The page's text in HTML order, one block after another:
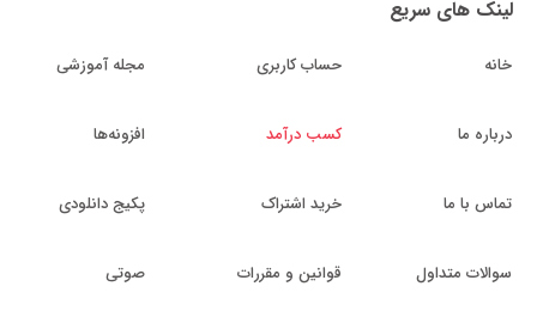
لینک های سریع
خانه
درباره ما
تماس با ما
سوالات متداول
حساب کاربری
کسب درآمد
خرید اشتراک
قوانین و مقررات
مجله آموزشی
افزونه‌ها
پکیج دانلودی
صوتی